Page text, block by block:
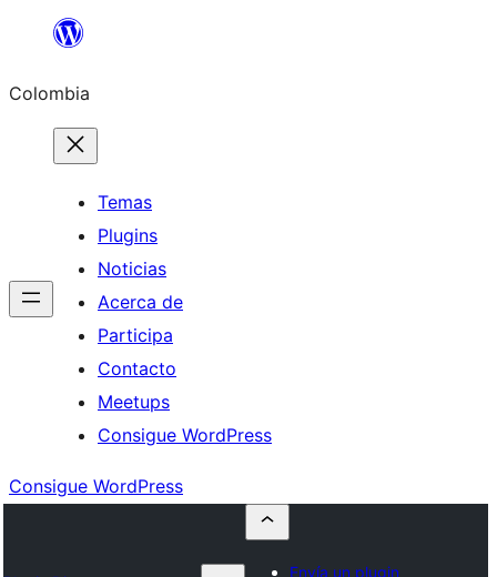
Saltar
contenido
Colombia
Temas
Plugins
Noticias
Acerca de
Participa
Contacto
Meetups
Consigue WordPress
Consigue WordPress
Envía un plugin